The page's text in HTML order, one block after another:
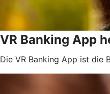
VR Banking App
Die VR Banking App ist die